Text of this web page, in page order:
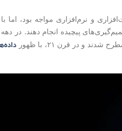
سخت‌افزاری و نرم‌افزاری مواجه بود،
پیچیده انجام دهند. در دهه ۱۹۹۰،
و در قرن ۲۱، با ظهور